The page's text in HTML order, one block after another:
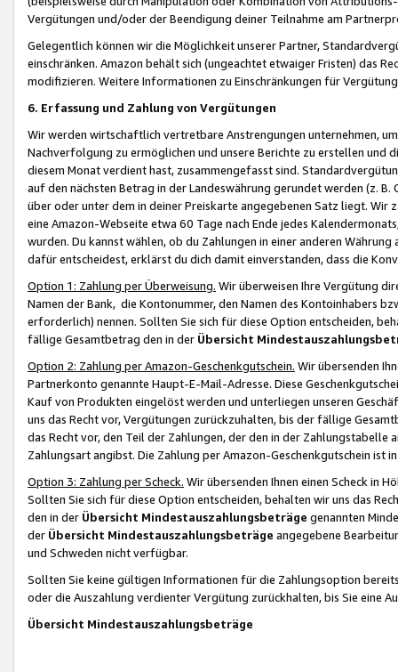
Vergütungen und/oder der Beendigung deiner Teilnahme am
Gelegentlich können wir die Möglichkeit unserer Partner,
einschränken. Amazon behält sich (ungeachtet etwaiger Fristen) das
modifizieren. Weitere Informationen zu Einschränkungen für
6. Erfassung und Zahlung von Vergütungen
Wir werden wirtschaftlich vertretbare Anstrengungen unternehmen,
Nachverfolgung zu ermöglichen und unsere Berichte zu erstellen und
diesem Monat verdient hast, zusammengefasst sind.
auf den nächsten Betrag in der Landeswährung gerundet werden (z.
über oder unter dem in deiner Preiskarte angegebenen Satz liegt.
eine Amazon-Webseite etwa 60 Tage nach Ende jedes
wurden. Du kannst wählen, ob du Zahlungen in einer anderen
dafür entscheidest, erklärst du dich damit einverstanden, dass die
Option 1: Zahlung per Überweisung. Wir überweisen Ihre Vergütung
Namen der Bank, die Kontonummer, den Namen des Kontoinhabers
erforderlich) nennen. Sollten Sie sich für diese Option entscheiden,
fällige Gesamtbetrag den in der Übersicht
Option 2: Zahlung per Amazon-Geschenkgutschein. Wir übersenden
Partnerkonto genannte Haupt-E-Mail-Adresse. Diese
Kauf von Produkten eingelöst werden und unterliegen unseren
uns das Recht vor, Vergütungen zurückzuhalten, bis der fällige
das Recht vor, den Teil der Zahlungen, der den in der
Zahlungsart angibst. Die Zahlung per Amazon-Geschenkgutschein ist
Option 3: Zahlung per Scheck. Wir übersenden Ihnen einen Scheck in
Sollten Sie sich für diese Option entscheiden, behalten wir uns das
den in der Übersicht Mindestauszahlungsbeträge genannten
der Übersicht Mindestauszahlungsbeträge angegebene
und Schweden nicht verfügbar.
Sollten Sie keine gültigen Informationen für die Zahlungsoption
oder die Auszahlung verdienter Vergütung zurückhalten, bis Sie
Übersicht Mindestauszahlungsbeträge